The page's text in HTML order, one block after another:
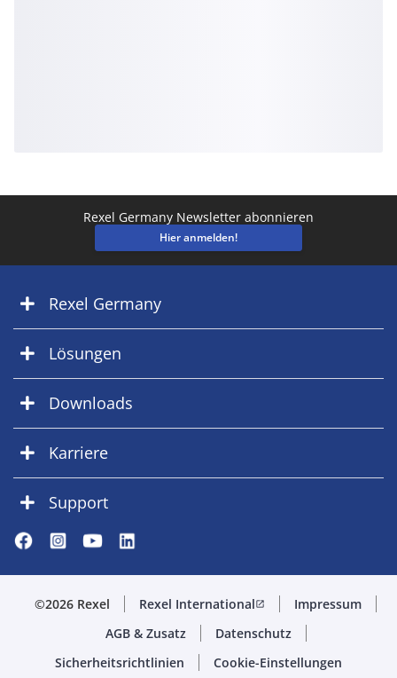
Rexel Germany Newsletter abonnieren
Hier anmelden!
Rexel Germany
Lösungen
Downloads
Karriere
Support
©2026 Rexel Rexel Internationalopen_in_new
Impressum
AGB & Zusatz
Datenschutz
Sicherheitsrichtlinien
Cookie-Einstellungen